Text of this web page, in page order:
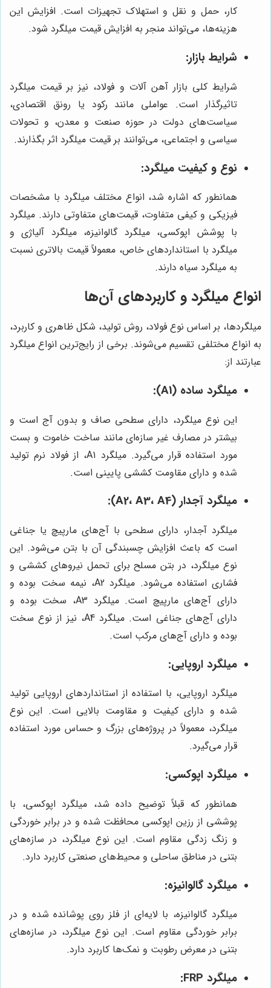
کار، حمل و نقل و استهلاک تجهیزات است. افزایش این
هزینه‌ها، می‌تواند منجر به افزایش قیمت میلگرد شود.
شرایط بازار:
شرایط کلی بازار آهن آلات و فولاد، نیز بر قیمت میلگرد
تاثیرگذار است. عواملی مانند رکود یا رونق اقتصادی،
سیاست‌های دولت در حوزه صنعت و معدن، و تحولات
سیاسی و اجتماعی، می‌توانند بر قیمت میلگرد اثر بگذارند.
نوع و کیفیت میلگرد:
همانطور که اشاره شد، انواع مختلف میلگرد با مشخصات
فیزیکی و کیفی متفاوت، قیمت‌های متفاوتی دارند. میلگرد
با پوشش اپوکسی، میلگرد گالوانیزه، میلگرد آلیاژی و
میلگرد با استانداردهای خاص، معمولاً قیمت بالاتری نسبت
به میلگرد سیاه دارند.
انواع میلگرد و کاربردهای آن‌ها
میلگردها، بر اساس نوع فولاد، روش تولید، شکل ظاهری و کاربرد،
به انواع مختلفی تقسیم می‌شوند. برخی از رایج‌ترین انواع میلگرد
عبارتند از:
میلگرد ساده (A1):
این نوع میلگرد، دارای سطحی صاف و بدون آج است و
بیشتر در مصارف غیر سازه‌ای مانند ساخت خاموت و بست
مورد استفاده قرار می‌گیرد. میلگرد A1، از فولاد نرم تولید
شده و دارای مقاومت کششی پایینی است.
میلگرد آجدار (A2، A3، A4):
میلگرد آجدار، دارای سطحی با آج‌های مارپیچ یا جناغی
است که باعث افزایش چسبندگی آن با بتن می‌شود. این
نوع میلگرد، در بتن مسلح برای تحمل نیروهای کششی و
فشاری استفاده می‌شود. میلگرد A2، نیمه سخت بوده و
دارای آج‌های مارپیچ است. میلگرد A3، سخت بوده و
دارای آج‌های جناغی است. میلگرد A4، نیز از نوع سخت
بوده و دارای آج‌های مرکب است.
میلگرد اروپایی:
میلگرد اروپایی، با استفاده از استانداردهای اروپایی تولید
شده و دارای کیفیت و مقاومت بالایی است. این نوع
میلگرد، معمولاً در پروژه‌های بزرگ و حساس مورد استفاده
قرار می‌گیرد.
میلگرد اپوکسی:
همانطور که قبلاً توضیح داده شد، میلگرد اپوکسی، با
پوششی از رزین اپوکسی محافظت شده و در برابر خوردگی
و زنگ زدگی مقاوم است. این نوع میلگرد، در سازه‌های
بتنی در مناطق ساحلی و محیط‌های صنعتی کاربرد دارد.
میلگرد گالوانیزه:
میلگرد گالوانیزه، با لایه‌ای از فلز روی پوشانده شده و در
برابر خوردگی مقاوم است. این نوع میلگرد، در سازه‌های
بتنی در معرض رطوبت و نمک‌ها کاربرد دارد.
میلگرد FRP: